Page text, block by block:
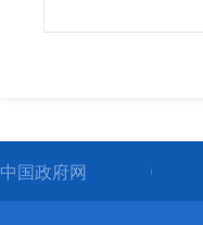
主
传
16
中国政府网